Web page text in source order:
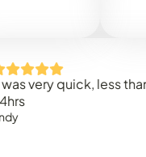
quick, less than